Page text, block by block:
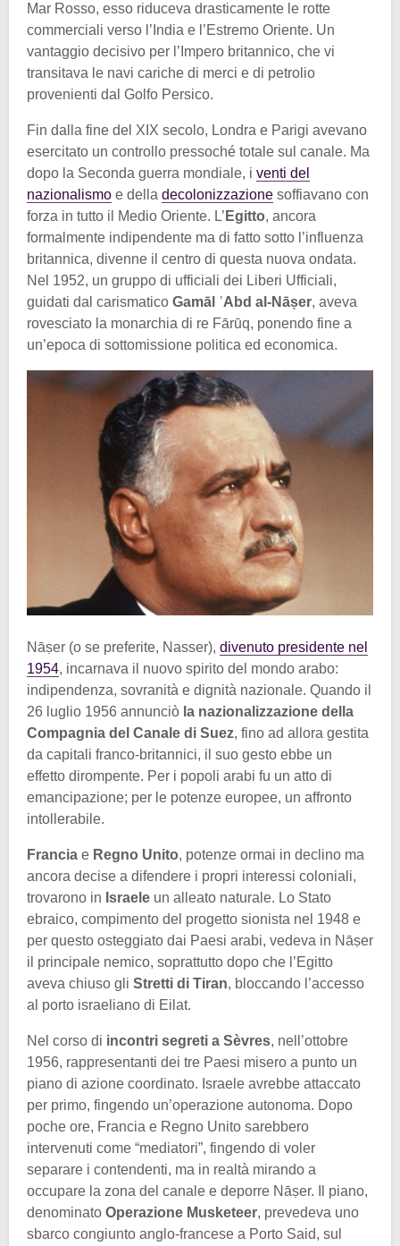
Mar Rosso, esso riduceva drasticamente le rotte
commerciali verso l’India e l’Estremo Oriente. Un
vantaggio decisivo per l’Impero britannico, che vi
transitava le navi cariche di merci e di petrolio
provenienti dal Golfo Persico.
Fin dalla fine del XIX secolo, Londra e Parigi avevano
esercitato un controllo pressoché totale sul canale. Ma
dopo la Seconda guerra mondiale, i venti del
nazionalismo e della decolonizzazione soffiavano con
forza in tutto il Medio Oriente. L’ Egitto, ancora
formalmente indipendente ma di fatto sotto l’influenza
britannica, divenne il centro di questa nuova ondata.
Nel 1952, un gruppo di ufficiali dei Liberi Ufficiali,
guidati dal carismatico Gamāl ʿAbd al-Nāṣer, aveva
rovesciato la monarchia di re Fārūq, ponendo fine a
un’epoca di sottomissione politica ed economica.
Nāṣer (o se preferite, Nasser), divenuto presidente nel
1954, incarnava il nuovo spirito del mondo arabo:
indipendenza, sovranità e dignità nazionale. Quando il
26 luglio 1956 annunciò la nazionalizzazione della
Compagnia del Canale di Suez, fino ad allora gestita
da capitali franco-britannici, il suo gesto ebbe un
effetto dirompente. Per i popoli arabi fu un atto di
emancipazione; per le potenze europee, un affronto
intollerabile.
Francia e Regno Unito, potenze ormai in declino ma
ancora decise a difendere i propri interessi coloniali,
trovarono in Israele un alleato naturale. Lo Stato
ebraico, compimento del progetto sionista nel 1948 e
per questo osteggiato dai Paesi arabi, vedeva in Nāṣer
il principale nemico, soprattutto dopo che l’Egitto
aveva chiuso gli Stretti di Tiran, bloccando l’accesso
al porto israeliano di Eilat.
Nel corso di incontri segreti a Sèvres, nell’ottobre
1956, rappresentanti dei tre Paesi misero a punto un
piano di azione coordinato. Israele avrebbe attaccato
per primo, fingendo un’operazione autonoma. Dopo
poche ore, Francia e Regno Unito sarebbero
intervenuti come “mediatori”, fingendo di voler
separare i contendenti, ma in realtà mirando a
occupare la zona del canale e deporre Nāṣer. Il piano,
denominato Operazione Musketeer, prevedeva uno
sbarco congiunto anglo-francese a Porto Said, sul